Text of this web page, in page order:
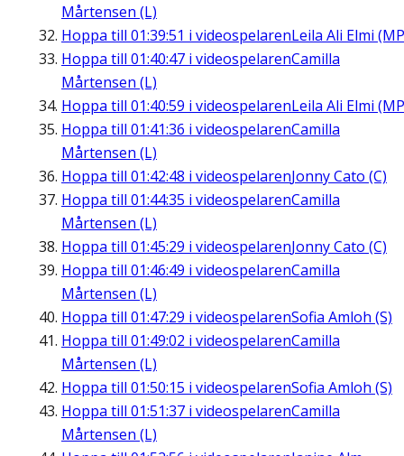
Mårtensen (L)
Hoppa till 01:39:51 i videospelarenLeila Ali Elmi
Hoppa till 01:40:47 i videospelarenCamilla
Mårtensen (L)
Hoppa till 01:40:59 i videospelarenLeila Ali Elmi
Hoppa till 01:41:36 i videospelarenCamilla
Mårtensen (L)
Hoppa till 01:42:48 i videospelarenJonny Cato (C)
Hoppa till 01:44:35 i videospelarenCamilla
Mårtensen (L)
Hoppa till 01:45:29 i videospelarenJonny Cato (C)
Hoppa till 01:46:49 i videospelarenCamilla
Mårtensen (L)
Hoppa till 01:47:29 i videospelarenSofia Amloh (S)
Hoppa till 01:49:02 i videospelarenCamilla
Mårtensen (L)
Hoppa till 01:50:15 i videospelarenSofia Amloh (S)
Hoppa till 01:51:37 i videospelarenCamilla
Mårtensen (L)